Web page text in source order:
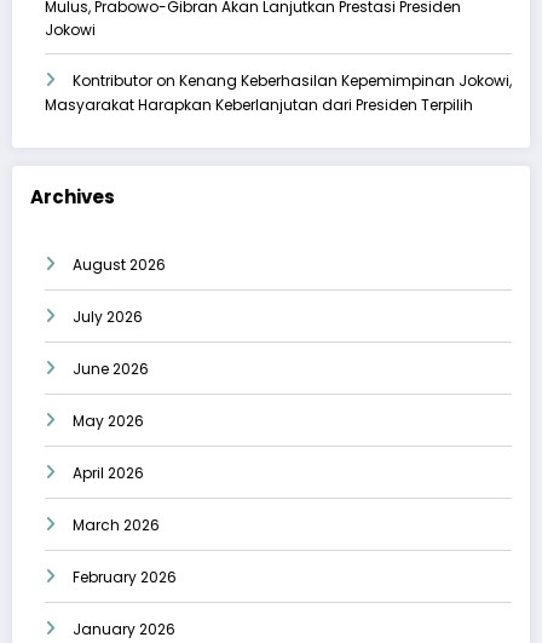
Mulus, Prabowo-Gibran Akan Lanjutkan Prestasi Presiden
Jokowi
Kontributoron Kenang Keberhasilan Kepemimpinan Jokowi,
Masyarakat Harapkan Keberlanjutan dari Presiden Terpilih
Archives
August 2026
July 2026
June 2026
May 2026
April 2026
March 2026
February 2026
January 2026